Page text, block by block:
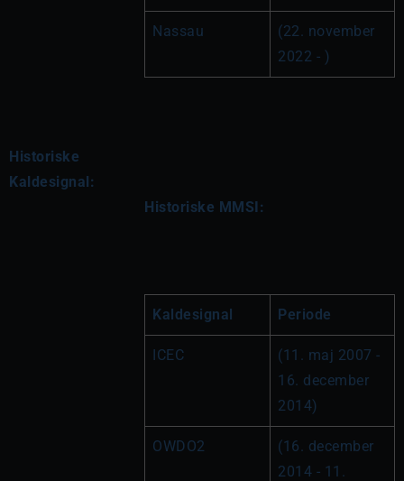
Nassau
(22. november
2022 - )
Historiske
Kaldesignal:
Historiske MMSI:
Kaldesignal Periode
ICEC
(11. maj 2007 -
16. december
2014)
OWDO2
(16. december
2014 - 11.